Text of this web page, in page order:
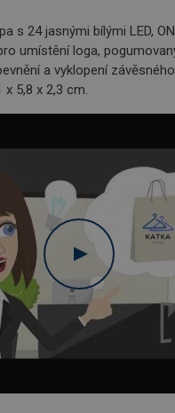
s 24 jasnými bílými LED,
umístění loga,
a vyklopení
5,8 x 2,3 cm.